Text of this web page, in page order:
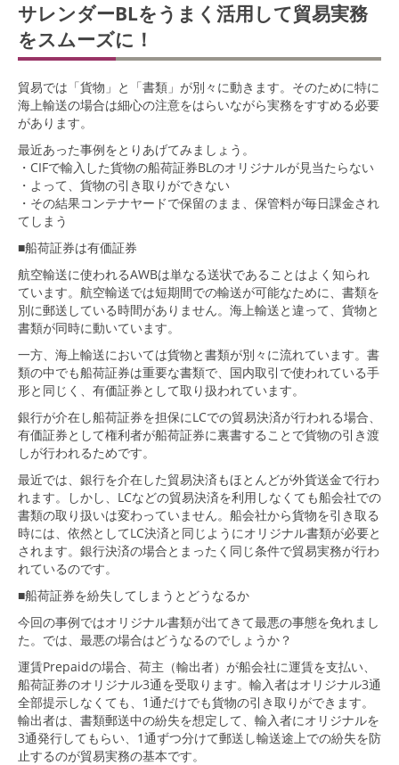
サレンダーBLをうまく活用して貿易実務
をスムーズに！
貿易では「貨物」と「書類」が別々に動きます。そのために特に
海上輸送の場合は細心の注意をはらいながら実務をすすめる必要
があります。
最近あった事例をとりあげてみましょう。
・CIFで輸入した貨物の船荷証券BLのオリジナルが見当たらない
・よって、貨物の引き取りができない
・その結果コンテナヤードで保留のまま、保管料が毎日課金され
てしまう
■船荷証券は有価証券
航空輸送に使われるAWBは単なる送状であることはよく知られ
ています。航空輸送では短期間での輸送が可能なために、書類を
別に郵送している時間がありません。海上輸送と違って、貨物と
書類が同時に動いています。
一方、海上輸送においては貨物と書類が別々に流れています。書
類の中でも船荷証券は重要な書類で、国内取引で使われている手
形と同じく、有価証券として取り扱われています。
銀行が介在し船荷証券を担保にLCでの貿易決済が行われる場合、
有価証券として権利者が船荷証券に裏書することで貨物の引き渡
しが行われるためです。
最近では、銀行を介在した貿易決済もほとんどが外貨送金で行わ
れます。しかし、LCなどの貿易決済を利用しなくても船会社での
書類の取り扱いは変わっていません。船会社から貨物を引き取る
時には、依然としてLC決済と同じようにオリジナル書類が必要と
されます。銀行決済の場合とまったく同じ条件で貿易実務が行わ
れているのです。
■船荷証券を紛失してしまうとどうなるか
今回の事例ではオリジナル書類が出てきて最悪の事態を免れまし
た。では、最悪の場合はどうなるのでしょうか？
運賃Prepaidの場合、荷主（輸出者）が船会社に運賃を支払い、
船荷証券のオリジナル3通を受取ります。輸入者はオリジナル3通
全部提示しなくても、1通だけでも貨物の引き取りができます。
輸出者は、書類郵送中の紛失を想定して、輸入者にオリジナルを
3通発行してもらい、1通ずつ分けて郵送し輸送途上での紛失を防
止するのが貿易実務の基本です。